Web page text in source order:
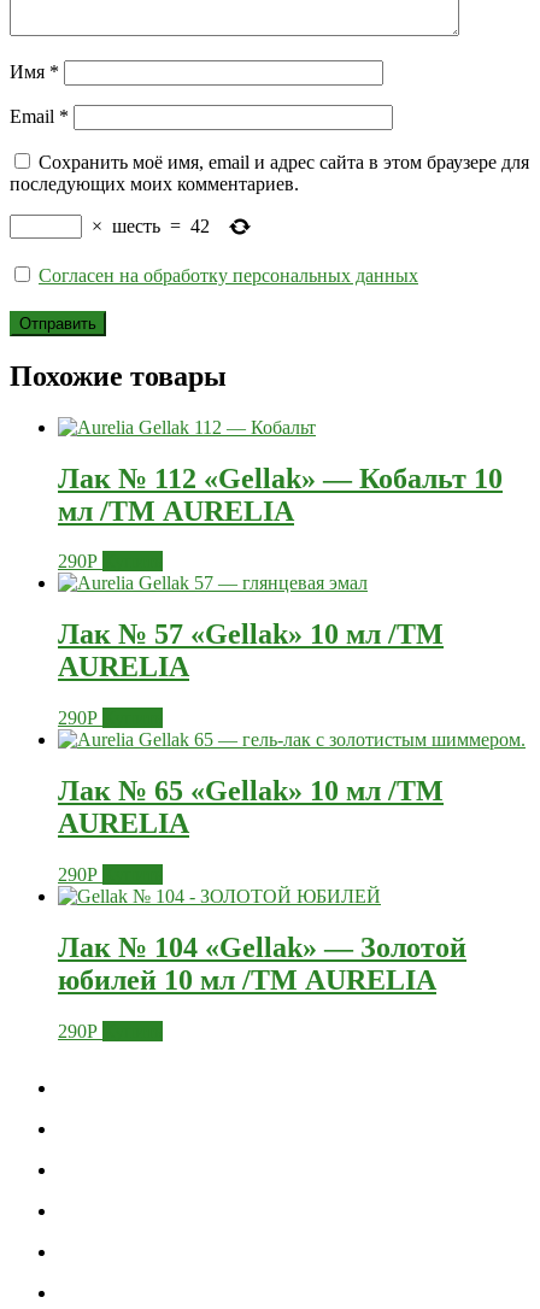
Имя *
Email *
Сохранить моё имя, email и адрес сайта в этом браузере для
последующих моих комментариев.
× шесть = 42
Согласен на обработку персональных данных
Похожие товары
Лак № 112 «Gellak» — Кобальт 10
мл /ТМ AURELIA
290Р
Лак № 57 «Gellak» 10 мл /ТМ
AURELIA
290Р
Лак № 65 «Gellak» 10 мл /ТМ
AURELIA
290Р
Лак № 104 «Gellak» — Золотой
юбилей 10 мл /ТМ AURELIA
290Р